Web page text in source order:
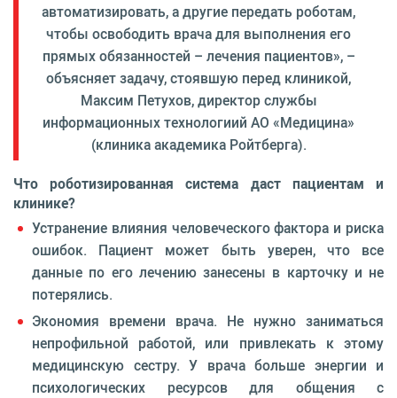
автоматизировать, а другие передать роботам,
чтобы освободить врача для выполнения его
прямых обязанностей – лечения пациентов», –
объясняет задачу, стоявшую перед клиникой,
Максим Петухов, директор службы
информационных технологиий АО «Медицина»
(клиника академика Ройтберга).
Что роботизированная система даст пациентам и
клинике?
Устранение влияния человеческого фактора и риска
ошибок. Пациент может быть уверен, что все
данные по его лечению занесены в карточку и не
потерялись.
Экономия времени врача. Не нужно заниматься
непрофильной работой, или привлекать к этому
медицинскую сестру. У врача больше энергии и
психологических ресурсов для общения с